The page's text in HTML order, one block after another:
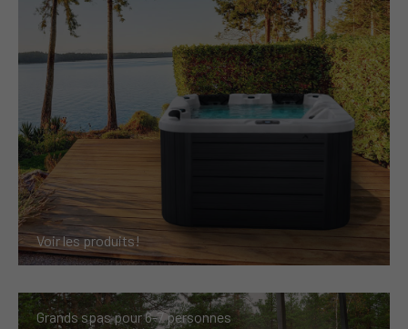
Voir les produits!
Grands spas pour6-7 personnes